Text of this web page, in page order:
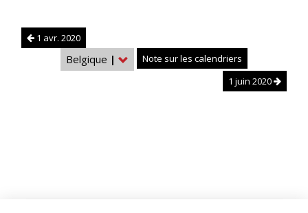
1 avr. 2020
Belgique |
Note sur les calendriers
1 juin 2020